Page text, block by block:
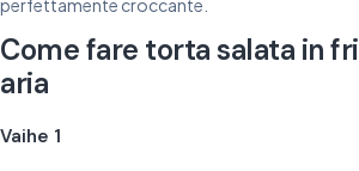
perfettamente croccante.
Come fare torta salata in
aria
Vaihe 1